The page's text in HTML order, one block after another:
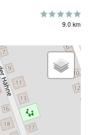
9.0 km